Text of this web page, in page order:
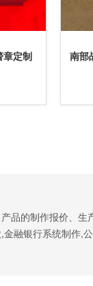
章定制 南部
产品的制作报价、生
融银行系统制作,